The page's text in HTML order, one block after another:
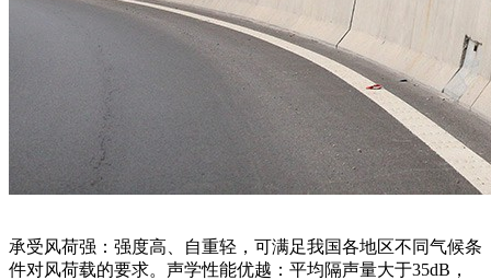
承受风荷强：强度高、自重轻，可满足我国各地区不同气候条
件对风荷载的要求。声学性能优越：平均隔声量大于35dB，